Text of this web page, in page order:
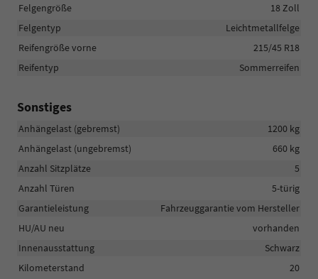
Felgengröße
18 Zoll
Felgentyp
Leichtmetallfelge
Reifengröße vorne
215/45 R18
Reifentyp
Sommerreifen
Sonstiges
Anhängelast (gebremst)
1200 kg
Anhängelast (ungebremst)
660 kg
Anzahl Sitzplätze
5
Anzahl Türen
5-türig
Garantieleistung
Fahrzeuggarantie vom Hersteller
HU/AU neu
vorhanden
Innenausstattung
Schwarz
Kilometerstand
20